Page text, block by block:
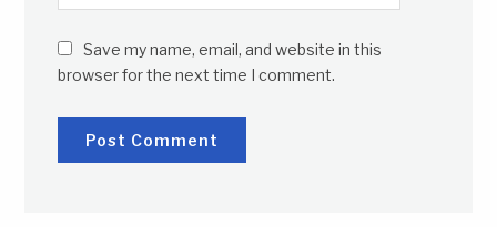
Save my name, email, and website in this
browser for the next time I comment.